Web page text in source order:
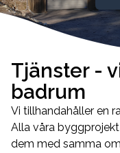
Tjänster -
badrum
Vi tillhandahåller en
Alla våra
dem med samma